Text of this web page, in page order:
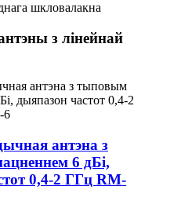
шкловалакна
з лінейнай
антэна з
6 дБі,
0,4-2 ГГц RM-